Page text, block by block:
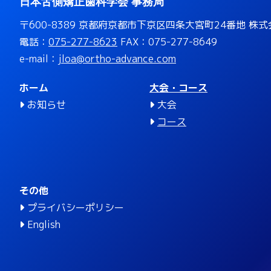
〒600-8389 京都府京都市下京区四条大宮町24番地 株式
電話： 075-277-8623 FAX：075-277-8649
e-mail： jloa@ortho-advance.com
ホーム
お知らせ
大会・コース
大会
コース
その他
プライバシーポリシー
English